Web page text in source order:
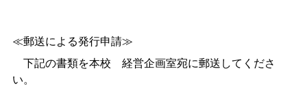
≪郵送による発行申請≫
下記の書類を本校 経営企画室宛に郵送してくださ
い。